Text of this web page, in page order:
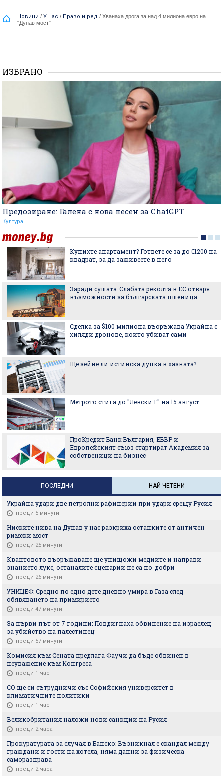
Новини / У нас / Право и ред / Хванаха дрога за над 4 милиона евро на
"Дунав мост"
ИЗБРАНО
Предозиране: Галена с нова песен за ChatGPT
Култура
Купихте апартамент? Гответе се за до €1200 на
квадрат, за да заживеете в него
Заради сушата: Слабата реколта в ЕС отваря
възможности за българската пшеница
Сделка за $100 милиона въоръжава Украйна с
хиляди дронове, които убиват сами
Ще зейне ли истинска дупка в хазната?
Метрото стига до "Левски Г" на 15 август
ПроКредит Банк България, ЕБВР и
Европейският съюз стартират Академия за
собственици на бизнес
ПОСЛЕДНИ НАЙ-ЧЕТЕНИ
Украйна удари две петролни рафинерии при удари срещу Русия
преди 5 минути
Ниските нива на Дунав у нас разкриха останките от античен
римски мост
преди 25 минути
Квантовото въоръжаване ще унищожи медиите и направи
знанието лукс, останалите сценарии не са по-добри
преди 26 минути
УНИЦЕФ: Средно по едно дете дневно умира в Газа след
обявяването на примирието
преди 47 минути
За първи път от 7 години: Повдигнаха обвинение на израелец
за убийство на палестинец
преди 57 минути
Комисия към Сената предлага Фаучи да бъде обвинен в
неуважение към Конгреса
преди 1 час
СО ще си сътрудничи със Софийския университет в
климатичните политики
преди 1 час
Великобритания наложи нови санкции на Русия
преди 2 часа
Прокуратурата за случая в Банско: Възникнал е скандал между
граждани и гости на хотела, няма данни за физическа
саморазправа
преди 2 часа